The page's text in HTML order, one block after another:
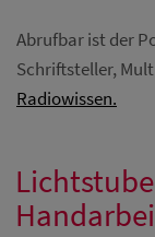
Abrufbar ist der
Schriftsteller,
Radiowissen.